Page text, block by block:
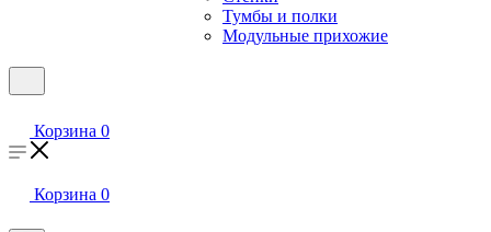
Тумбы и полки
Модульные прихожие
Корзина 0
Корзина 0